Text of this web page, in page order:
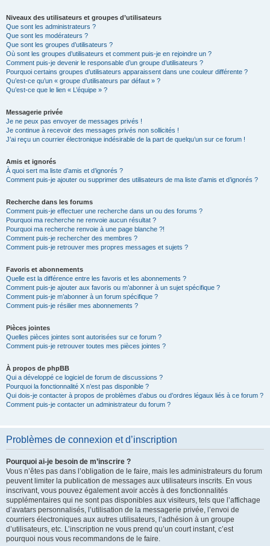
Niveaux des utilisateurs et groupes d’utilisateurs
Que sont les administrateurs ?
Que sont les modérateurs ?
Que sont les groupes d’utilisateurs ?
Où sont les groupes d’utilisateurs et comment puis-je en rejoindre un ?
Comment puis-je devenir le responsable d’un groupe d’utilisateurs ?
Pourquoi certains groupes d’utilisateurs apparaissent dans une couleur différente ?
Qu’est-ce qu’un « groupe d’utilisateurs par défaut » ?
Qu’est-ce que le lien « L’équipe » ?
Messagerie privée
Je ne peux pas envoyer de messages privés !
Je continue à recevoir des messages privés non sollicités !
J’ai reçu un courrier électronique indésirable de la part de quelqu’un sur ce forum !
Amis et ignorés
À quoi sert ma liste d’amis et d’ignorés ?
Comment puis-je ajouter ou supprimer des utilisateurs de ma liste d’amis et d’ignorés ?
Recherche dans les forums
Comment puis-je effectuer une recherche dans un ou des forums ?
Pourquoi ma recherche ne renvoie aucun résultat ?
Pourquoi ma recherche renvoie à une page blanche ?!
Comment puis-je rechercher des membres ?
Comment puis-je retrouver mes propres messages et sujets ?
Favoris et abonnements
Quelle est la différence entre les favoris et les abonnements ?
Comment puis-je ajouter aux favoris ou m’abonner à un sujet spécifique ?
Comment puis-je m’abonner à un forum spécifique ?
Comment puis-je résilier mes abonnements ?
Pièces jointes
Quelles pièces jointes sont autorisées sur ce forum ?
Comment puis-je retrouver toutes mes pièces jointes ?
À propos de phpBB
Qui a développé ce logiciel de forum de discussions ?
Pourquoi la fonctionnalité X n’est pas disponible ?
Qui dois-je contacter à propos de problèmes d’abus ou d’ordres légaux liés à ce forum ?
Comment puis-je contacter un administrateur du forum ?
Problèmes de connexion et d’inscription
Pourquoi ai-je besoin de m’inscrire ?
Vous n’êtes pas dans l’obligation de le faire, mais les administrateurs du forum
peuvent limiter la publication de messages aux utilisateurs inscrits. En vous
inscrivant, vous pouvez également avoir accès à des fonctionnalités
supplémentaires qui ne sont pas disponibles aux visiteurs, tels que l’affichage
d’avatars personnalisés, l’utilisation de la messagerie privée, l’envoi de
courriers électroniques aux autres utilisateurs, l’adhésion à un groupe
d’utilisateurs, etc. L’inscription ne vous prend qu’un court instant, c’est
pourquoi nous vous recommandons de le faire.